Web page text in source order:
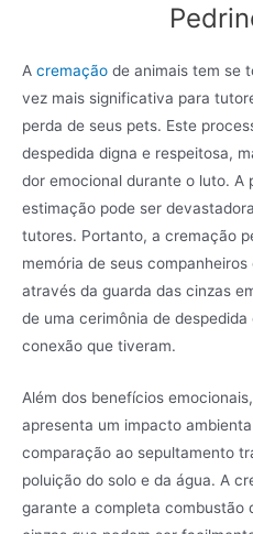
A cremação de animais tem se
vez mais significativa para
perda de seus pets. Este
despedida digna e respeitosa,
dor emocional durante o luto. A
estimação pode ser
tutores. Portanto, a cremação
memória de seus
através da guarda das cinzas
de uma cerimônia de
conexão que tiveram.
Além dos benefícios
apresenta um impacto
comparação ao sepultamento
poluição do solo e da água. A
garante a completa combustão